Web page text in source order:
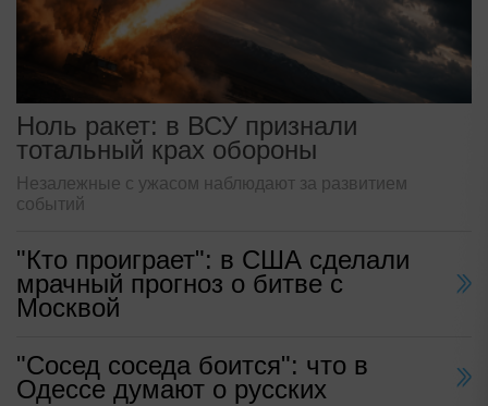
Ноль ракет: в ВСУ признали
тотальный крах обороны
Незалежные с ужасом наблюдают за развитием
событий
"Кто проиграет": в США сделали
мрачный прогноз о битве с
Москвой
"Сосед соседа боится": что в
Одессе думают о русских